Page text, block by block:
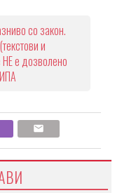
со закон.
и
е дозволено